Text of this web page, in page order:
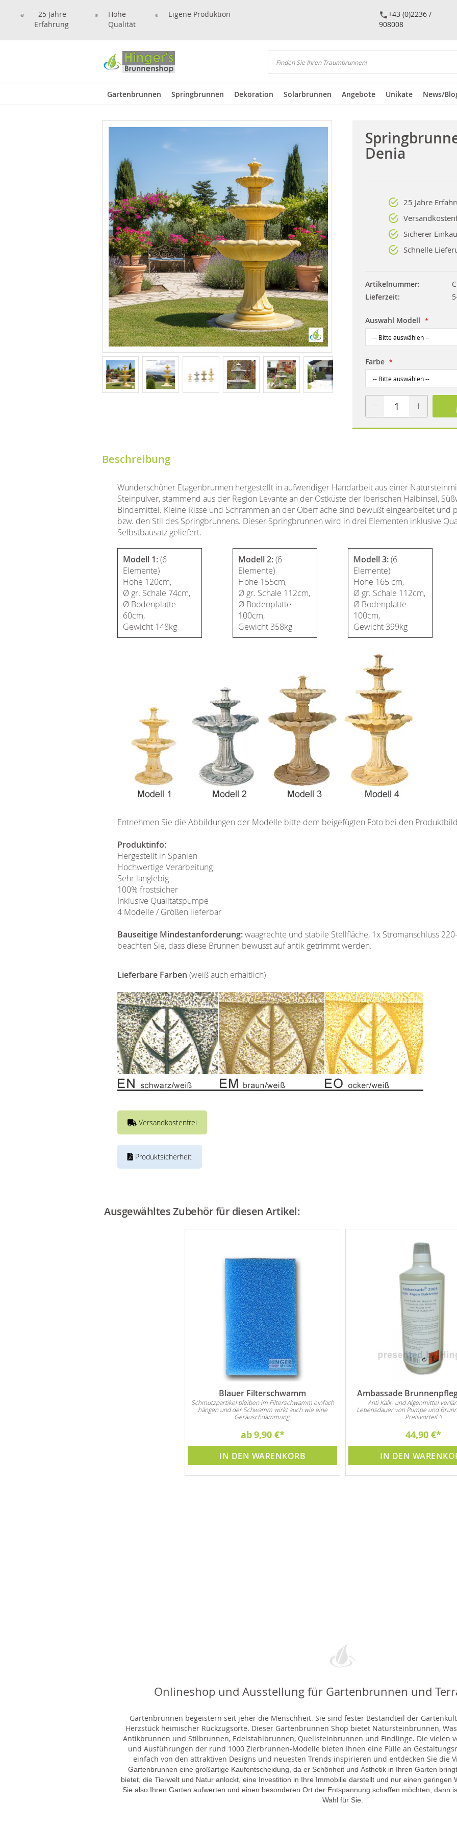
25 Jahre
Erfahrung
Hohe
Qualität
Eigene Produktion
+43 (0)2236 /
908008
Suchen
Gartenbrunnen Springbrunnen Dekoration Solarbrunnen Angebote Unikate News/
Denia
25 Jahre
Sicherer
Schnelle
Artikelnummer
Lieferzeit
Auswahl Modell
Farbe
Beschreibung
Wunderschöner Etagenbrunnen hergestellt in aufwendiger Handarbeit aus einer
Steinpulver, stammend aus der Region Levante an der Ostküste der Iberischen Halbinsel,
Bindemittel. Kleine Risse und Schrammen an der Oberfläche sind bewußt eingearbeitet und
bzw. den Stil des Springbrunnens. Dieser Springbrunnen wird in drei Elementen inklusive
Selbstbausatz geliefert.
Modell 1:(6
Elemente)
Höhe 120cm,
Ø gr. Schale 74cm,
Ø Bodenplatte
60cm,
Gewicht 148kg
Modell 2:(6
Elemente)
Höhe 155cm,
Ø gr. Schale 112cm,
Ø Bodenplatte
100cm,
Gewicht 358kg
Modell 3:(6
Elemente)
Höhe 165 cm,
Ø gr. Schale 112cm,
Ø Bodenplatte
100cm,
Gewicht 399kg
Entnehmen Sie die Abbildungen der Modelle bitte dem beigefügten Foto bei den
Produktinfo:
Hergestellt in Spanien
Hochwertige Verarbeitung
Sehr langlebig
100% frostsicher
Inklusive Qualitätspumpe
4 Modelle / Größen lieferbar
Bauseitige Mindestanforderung:waagrechte und stabile Stellfläche, 1x Stromanschluss
beachten Sie, dass diese Brunnen bewusst auf antik getrimmt werden.
Lieferbare Farben (weiß auch erhältlich)
Versandkostenfrei
Produktsicherheit
Ausgewähltes Zubehör für diesen Artikel:
Blauer Filterschwamm
Schmutzpartikel bleiben im Filterschwamm einfach
hängen und der Schwamm wirkt auch wie eine
Geräuschdämmung.
ab9,90 €
IN DEN WARENKORB
Ambassade
Anti Kalk- und Algenmittel
Lebensdauer von Pumpe und
Preisvorteil !!
44,90 €
IN DEN
Onlineshop und Ausstellung für Gartenbrunnen und
Gartenbrunnen begeistern seit jeher die Menschheit. Sie sind fester Bestandteil der
Herzstück heimischer Rückzugsorte. Dieser Gartenbrunnen Shop bietet Natursteinbrunnen,
Antikbrunnen und Stilbrunnen, Edelstahlbrunnen, Quellsteinbrunnen und Findlinge. Die vielen
und Ausführungen der rund 1000 Zierbrunnen-Modelle bieten Ihnen eine Fülle an
einfach von den attraktiven Designs und neuesten Trends inspirieren und entdecken Sie die
Gartenbrunnen eine großartige Kaufentscheidung, da er Schönheit und Ästhetik in Ihren Garten
bietet, die Tierwelt und Natur anlockt, eine Investition in Ihre Immobilie darstellt und nur einen geringen
Sie also Ihren Garten aufwerten und einen besonderen Ort der Entspannung schaffen möchten, dann
Wahl für Sie.